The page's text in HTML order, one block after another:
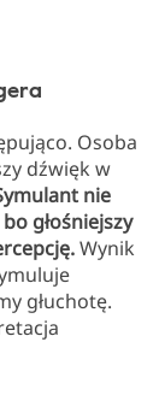
Osoba
dźwięk w
nie
głośniejszy
Wynik
głuchotę.